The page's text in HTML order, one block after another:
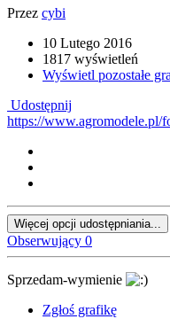
Przez cybi
10 Lutego 2016
1817 wyświetleń
Wyświetl pozostałe
Udostępnij
https://www.agromodele.pl/
Więcej opcji udostępniania...
Obserwujący 0
Sprzedam-wymienie
Zgłoś grafikę